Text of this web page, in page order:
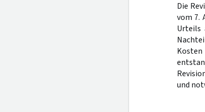
Die
vom 7.
Urteils
und